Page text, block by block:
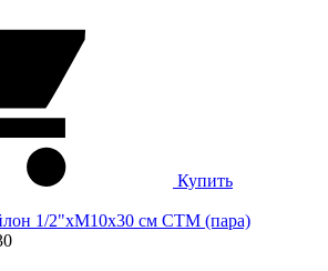
Купить
1/2"xM10x30 см CTM (пара)